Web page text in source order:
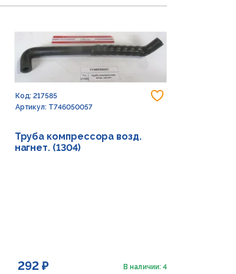
Код: 217585
Артикул: T746050057
Труба компрессора возд.
нагнет. (1304)
292 ₽ В наличии: 4